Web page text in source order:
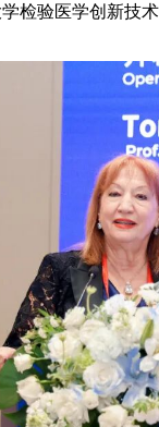
检验医学创新技